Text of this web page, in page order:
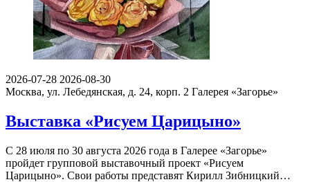
2026-07-28 2026-08-30
Москва, ул. Лебедянская, д. 24, корп. 2 Галерея «Загорье»
Выставка «Рисуем Царицыно»
С 28 июля по 30 августа 2026 года в Галерее «Загорье»
пройдет групповой выставочный проект «Рисуем
Царицыно». Свои работы представят Кирилл Зибницкий…